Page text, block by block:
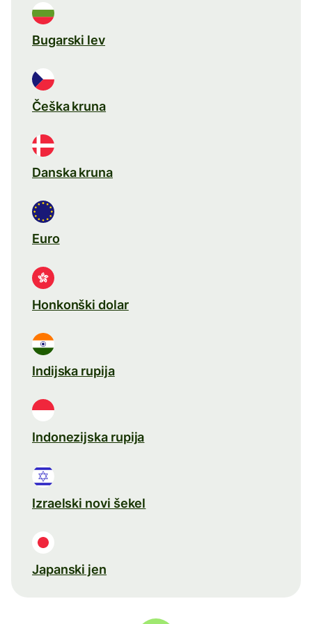
Bugarski lev
Češka kruna
Danska kruna
Euro
Honkonški dolar
Indijska rupija
Indonezijska rupija
Izraelski novi šekel
Japanski jen